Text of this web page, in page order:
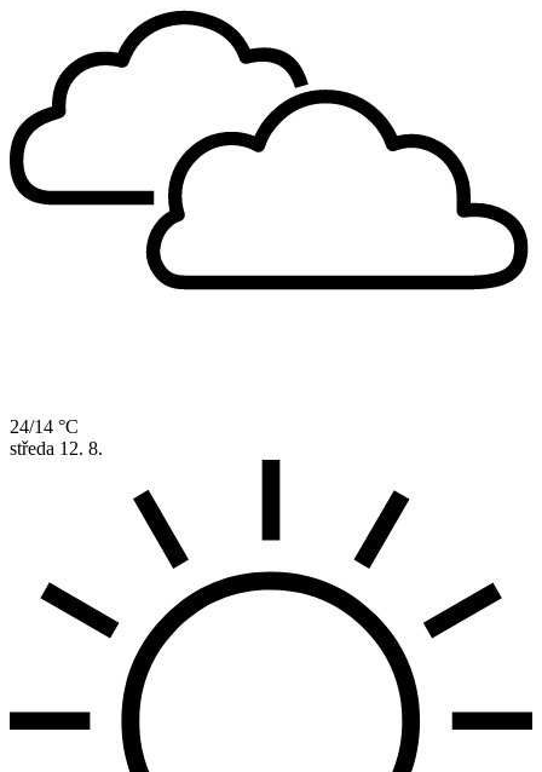
24/14 °C
středa 12. 8.